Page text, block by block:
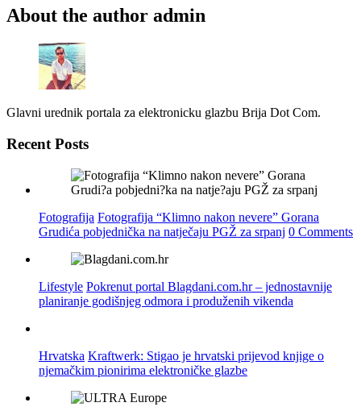
About the author admin
Glavni urednik portala za elektronicku glazbu Brija Dot Com.
Recent Posts
Fotografija Fotografija “Klimno nakon nevere” Gorana
Grudića pobjednička na natječaju PGŽ za srpanj 0 Comments
Lifestyle Pokrenut portal Blagdani.com.hr – jednostavnije
planiranje godišnjeg odmora i produženih vikenda
Hrvatska Kraftwerk: Stigao je hrvatski prijevod knjige o
njemačkim pionirima elektroničke glazbe